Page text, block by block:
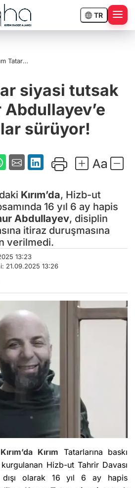
TR
Tatar
siyasi tutsak
sürüyor!
Kırım’da, Hizb-ut
16 yıl 6 ay hapis
Abdullayev, disiplin
itiraz duruşmasına
verilmedi.
13:23
21.09.2025 13:26
Kırım’da Kırım Tatarlarına baskı
Hizb-ut Tahrir Davası
dışı olarak 16 yıl 6 ay hapis